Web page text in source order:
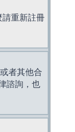
重新註冊
者其他合
諮詢，也